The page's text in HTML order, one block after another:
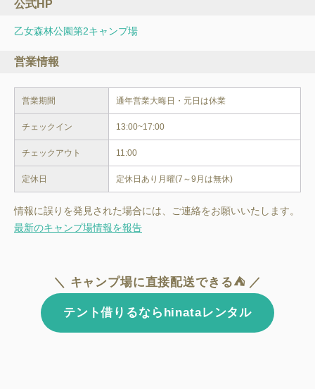
公式HP
乙女森林公園第2キャンプ場
営業情報
営業期間
チェックイン 13:00~17:00
チェックアウト 11:00
定休日 定休日あり月曜(7～9月は無休)
情報に誤りを発見された場合には、ご連絡をお願いいたします。
最新のキャンプ場情報を報告
＼ キャンプ場に直接配送できる⛺ ／
テント借りるならhinataレンタル